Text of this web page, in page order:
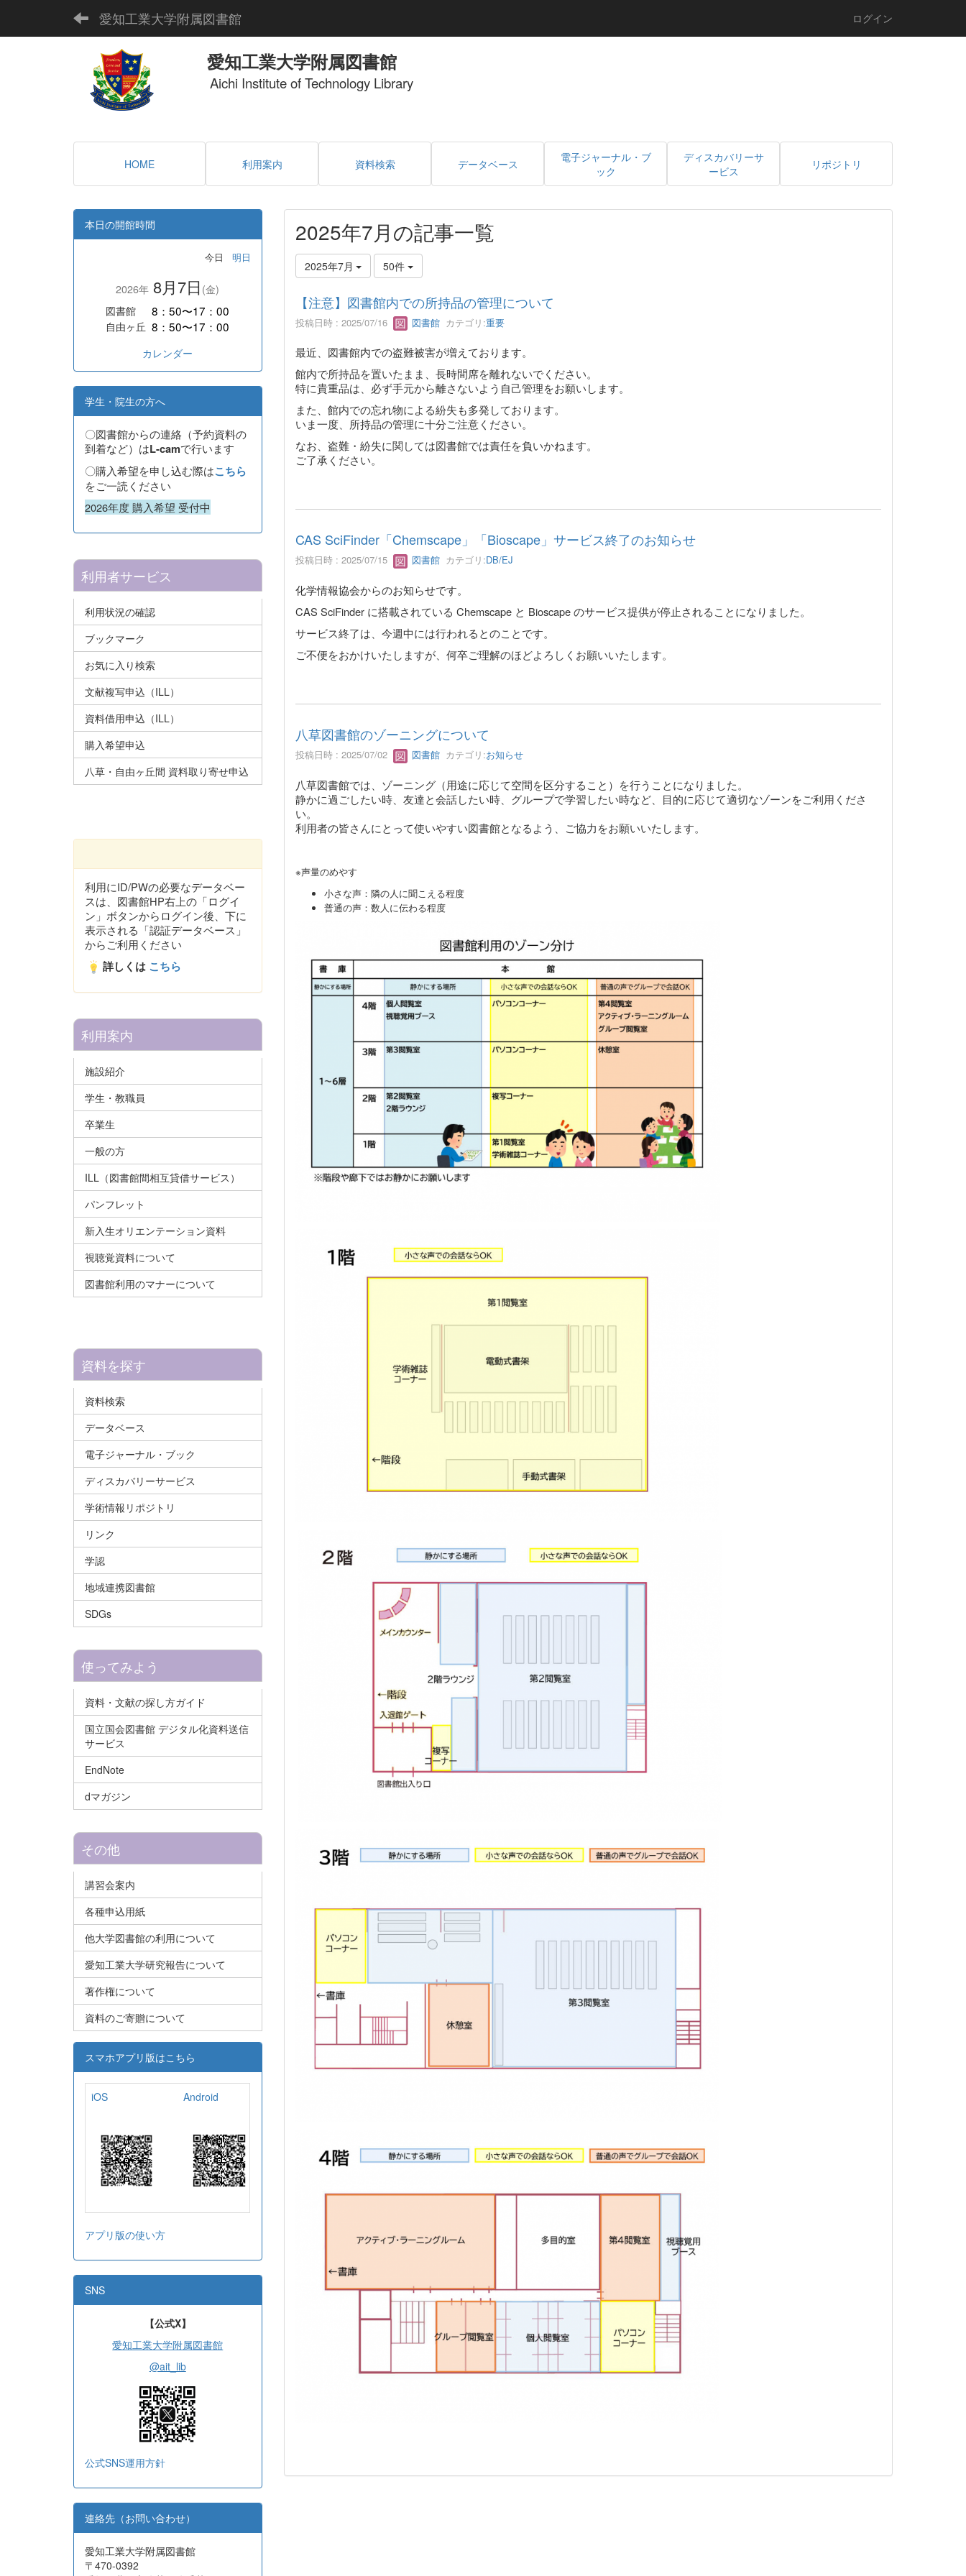
愛知工業大学附属図書館 ログイン
愛知工業大学附属図書館
Aichi Institute of Technology Library
HOME 利用案内 資料検索 データベース
電子ジャーナル・ブ
ック
ディスカバリーサ
ービス
リポジトリ
2025年7月の記事一覧
2025年7月 50件
【注意】図書館内での所持品の管理について
投稿日時 : 2025/07/16 図書館カテゴリ:重要
最近、図書館内での盗難被害が増えております。
館内で所持品を置いたまま、長時間席を離れないでください。
特に貴重品は、必ず手元から離さないよう自己管理をお願いします。
また、館内での忘れ物による紛失も多発しております。
いま一度、所持品の管理に十分ご注意ください。
なお、盗難・紛失に関しては図書館では責任を負いかねます。
ご了承ください。
CAS SciFinder「Chemscape」「Bioscape」サービス終了のお知らせ
投稿日時 : 2025/07/15 図書館カテゴリ:DB/EJ
化学情報協会からのお知らせです。
CAS SciFinder に搭載されている Chemscape と Bioscape のサービス提供が停止されることになりました。
サービス終了は、今週中には行われるとのことです。
ご不便をおかけいたしますが、何卒ご理解のほどよろしくお願いいたします。
八草図書館のゾーニングについて
投稿日時 : 2025/07/02 図書館カテゴリ:お知らせ
八草図書館では、ゾーニング（用途に応じて空間を区分すること）を行うことになりました。
静かに過ごしたい時、友達と会話したい時、グループで学習したい時など、目的に応じて適切なゾーンをご利用くださ
い。
利用者の皆さんにとって使いやすい図書館となるよう、ご協力をお願いいたします。
※声量のめやす
小さな声：隣の人に聞こえる程度
普通の声：数人に伝わる程度
本日の開館時間
今日 明日
2026年 8月7日 (金)
図書館
8：50〜17：00
自由ヶ丘 8：50〜17：00
カレンダー
学生・院生の方へ
〇図書館からの連絡（予約資料の
到着など）はL-camで行います
〇購入希望を申し込む際はこちら
をご一読ください
2026年度 購入希望 受付中
利用者サービス
利用状況の確認
ブックマーク
お気に入り検索
文献複写申込（ILL）
資料借用申込（ILL）
購入希望申込
八草・自由ヶ丘間 資料取り寄せ申込
利用にID/PWの必要なデータベー
スは、図書館HP右上の「ログイ
ン」ボタンからログイン後、下に
表示される「認証データベース」
からご利用ください
詳しくは こちら
利用案内
施設紹介
学生・教職員
卒業生
一般の方
ILL（図書館間相互貸借サービス）
パンフレット
新入生オリエンテーション資料
視聴覚資料について
図書館利用のマナーについて
資料を探す
資料検索
データベース
電子ジャーナル・ブック
ディスカバリーサービス
学術情報リポジトリ
リンク
学認
地域連携図書館
SDGs
使ってみよう
資料・文献の探し方ガイド
国立国会図書館 デジタル化資料送信
サービス
EndNote
dマガジン
その他
講習会案内
各種申込用紙
他大学図書館の利用について
愛知工業大学研究報告について
著作権について
資料のご寄贈について
スマホアプリ版はこちら
iOS Android
アプリ版の使い方
SNS
【公式X】
愛知工業大学附属図書館
@ait_lib
公式SNS運用方針
連絡先（お問い合わせ）
愛知工業大学附属図書館
〒470-0392